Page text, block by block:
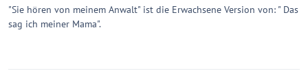
"Sie hören von meinem Anwalt" ist die Erwachsene Version von: " Das
sag ich meiner Mama".